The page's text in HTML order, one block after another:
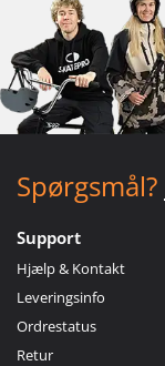
Spørgsmål?
Support
Hjælp & Kontakt
Leveringsinfo
Ordrestatus
Retur